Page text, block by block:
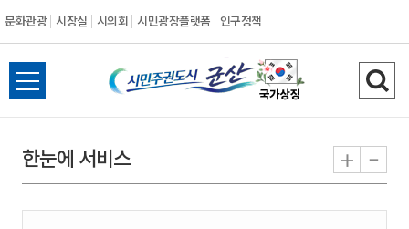
문화관광 시장실 시의회 시민광장플랫폼 인구정책
시
민
권
전
체
뉴
열
검
색
기
한눈에 서비스 + -